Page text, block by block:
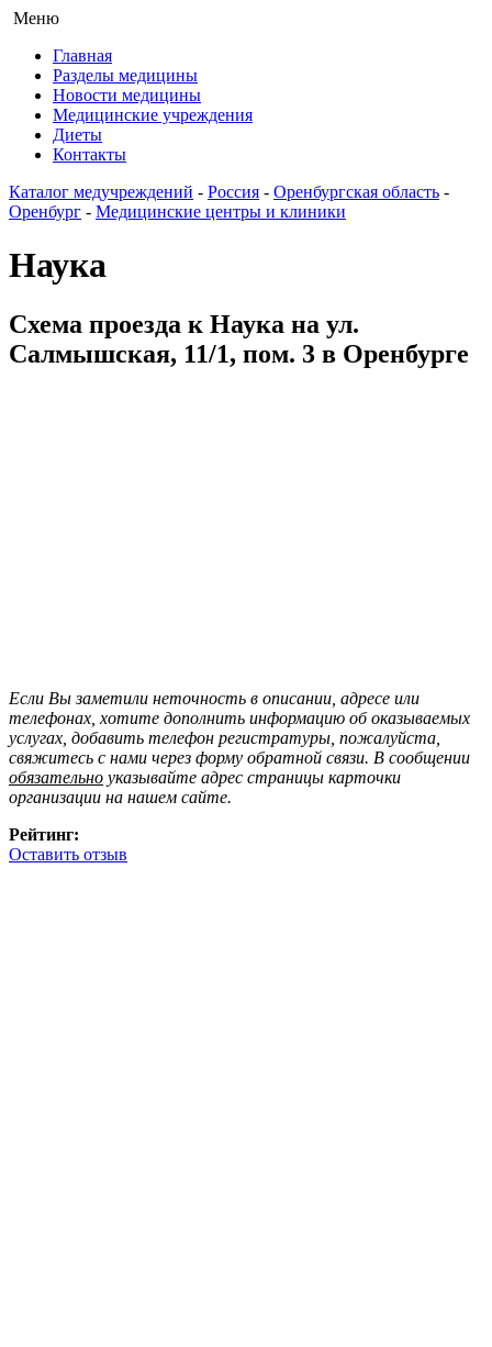
Меню
Главная
Разделы медицины
Новости медицины
Медицинские учреждения
Диеты
Контакты
Каталог медучреждений - Россия - Оренбургская область -
Оренбург - Медицинские центры и клиники
Наука
Схема проезда к Наука на ул.
Салмышская, 11/1, пом. 3 в Оренбурге
Если Вы заметили неточность в описании, адресе или
телефонах, хотите дополнить информацию об оказываемых
услугах, добавить телефон регистратуры, пожалуйста,
свяжитесь с нами через форму обратной связи. В сообщении
обязательно указывайте адрес страницы карточки
организации на нашем сайте.
Рейтинг:
Оставить отзыв